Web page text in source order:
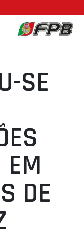
SE
EM
DE